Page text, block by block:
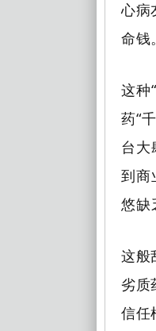
心病
命钱。
这种
药“
台大
到商
悠缺
这般
劣质
信任